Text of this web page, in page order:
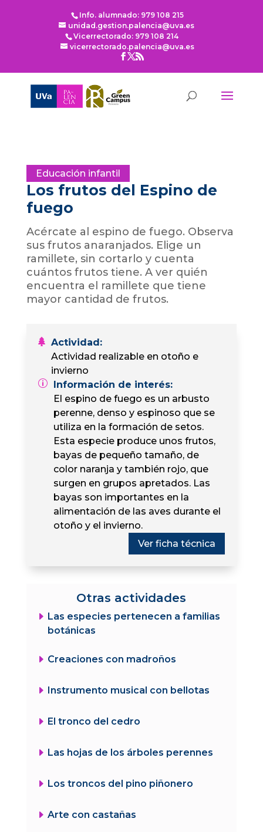
Info. alumnado: 979 108 215
unidad.gestion.palencia@uva.es
Vicerrectorado: 979 108 214
vicerrectorado.palencia@uva.es
Educación infantil
Los frutos del Espino de
fuego
Acércate al espino de fuego. Observa
sus frutos anaranjados. Elige un
ramillete, sin cortarlo y cuenta
cuántos frutos tiene. A ver quién
encuentra el ramillete que tiene
mayor cantidad de frutos.
Actividad:
Actividad realizable en otoño e
invierno
Información de interés:
El espino de fuego es un arbusto
perenne, denso y espinoso que se
utiliza en la formación de setos.
Esta especie produce unos frutos,
bayas de pequeño tamaño, de
color naranja y también rojo, que
surgen en grupos apretados. Las
bayas son importantes en la
alimentación de las aves durante el
otoño y el invierno.
Ver ficha técnica
Otras actividades
E Las especies pertenecen a familias
botánicas
E Creaciones con madroños
E Instrumento musical con bellotas
E El tronco del cedro
E Las hojas de los árboles perennes
E Los troncos del pino piñonero
E Arte con castañas